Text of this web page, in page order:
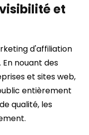
et
d'affiliation
nouant des
et sites web,
entièrement
qualité, les